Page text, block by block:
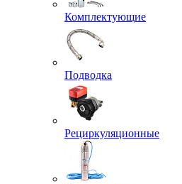
Комплектующие
Подводка
Рециркуляционные